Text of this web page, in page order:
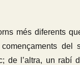
més diferents
de l’altra, un